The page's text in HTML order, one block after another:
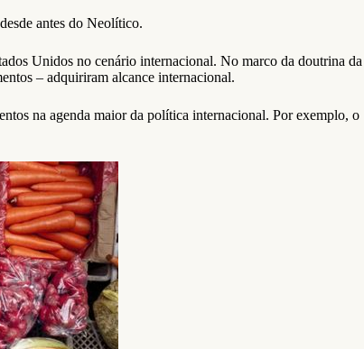
antes do Neolítico.
Unidos no cenário internacional. No marco da doutrina da
– adquiriram alcance internacional.
na agenda maior da política internacional. Por exemplo, o